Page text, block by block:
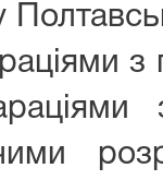
з